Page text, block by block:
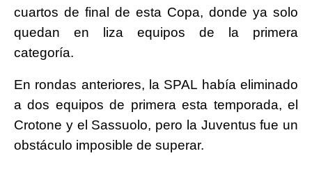
cuartos de final de esta Copa, donde ya solo
quedan en liza equipos de la primera
categoría.
En rondas anteriores, la SPAL había eliminado
a dos equipos de primera esta temporada, el
Crotone y el Sassuolo, pero la Juventus fue un
obstáculo imposible de superar.